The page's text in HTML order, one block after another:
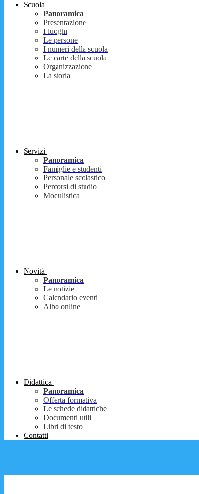
Scuola
Panoramica
Presentazione
I luoghi
Le persone
I numeri della scuola
Le carte della scuola
Organizzazione
La storia
Servizi
Panoramica
Famiglie e studenti
Personale scolastico
Percorsi di studio
Modulistica
Novità
Panoramica
Le notizie
Calendario eventi
Albo online
Didattica
Panoramica
Offerta formativa
Le schede didattiche
Documenti utili
Libri di testo
Contatti